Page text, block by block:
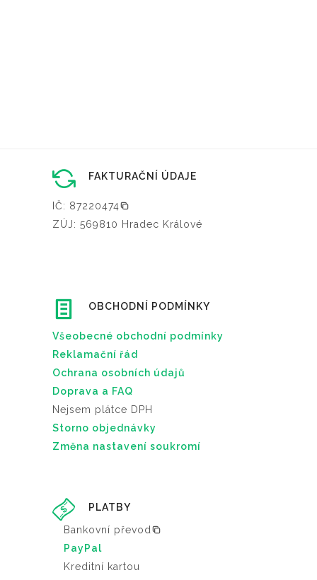
FAKTURAČNÍ ÚDAJE
IČ: 87220474
ZÚJ: 569810 Hradec Králové
OBCHODNÍ PODMÍNKY
Všeobecné obchodní podmínky
Reklamační řád
Ochrana osobních údajů
Doprava a FAQ
Nejsem plátce DPH
Storno objednávky
Změna nastavení soukromí
PLATBY
Bankovní převod
PayPal
Kreditní kartou